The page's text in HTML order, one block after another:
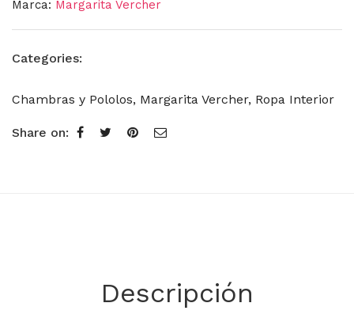
Marca: Margarita Vercher
Categories:
Chambras y Pololos, Margarita Vercher, Ropa Interior
Share on:
Descripción